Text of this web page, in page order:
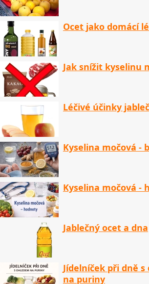
Ocet jako domácí
Jak snížit kyselinu
Léčivé účinky
Kyselina močová -
Kyselina močová -
Jablečný ocet a dna
Jídelníček při dně s
na puriny